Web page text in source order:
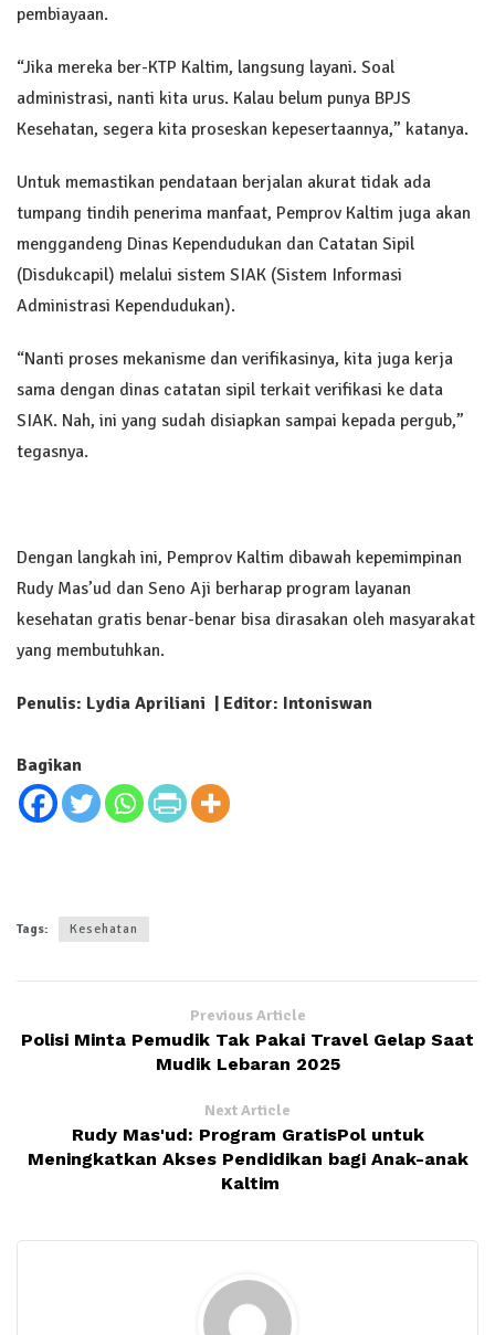
pembiayaan.
“Jika mereka ber-KTP Kaltim, langsung layani. Soal
administrasi, nanti kita urus. Kalau belum punya BPJS
Kesehatan, segera kita proseskan kepesertaannya,” katanya.
Untuk memastikan pendataan berjalan akurat tidak ada
tumpang tindih penerima manfaat, Pemprov Kaltim juga akan
menggandeng Dinas Kependudukan dan Catatan Sipil
(Disdukcapil) melalui sistem SIAK (Sistem Informasi
Administrasi Kependudukan).
“Nanti proses mekanisme dan verifikasinya, kita juga kerja
sama dengan dinas catatan sipil terkait verifikasi ke data
SIAK. Nah, ini yang sudah disiapkan sampai kepada pergub,”
tegasnya.
Dengan langkah ini, Pemprov Kaltim dibawah kepemimpinan
Rudy Mas’ud dan Seno Aji berharap program layanan
kesehatan gratis benar-benar bisa dirasakan oleh masyarakat
yang membutuhkan.
Penulis: Lydia Apriliani | Editor: Intoniswan
Bagikan
Tags: Kesehatan
Previous Article
Polisi Minta Pemudik Tak Pakai Travel Gelap Saat
Mudik Lebaran 2025
Next Article
Rudy Mas'ud: Program GratisPol untuk
Meningkatkan Akses Pendidikan bagi Anak-anak
Kaltim